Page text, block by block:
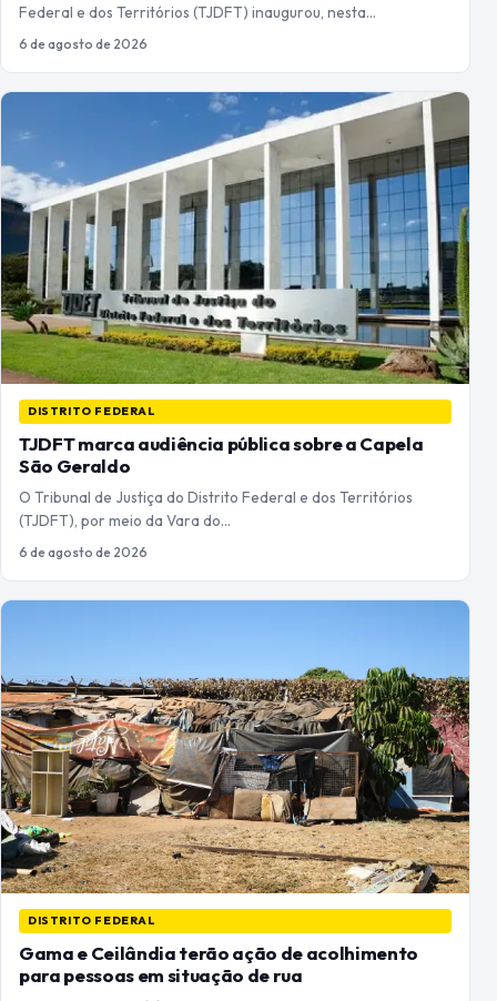
Federal e dos Territórios (TJDFT) inaugurou, nesta…
6 de agosto de 2026
DISTRITO FEDERAL
TJDFT marca audiência pública sobre a Capela
São Geraldo
O Tribunal de Justiça do Distrito Federal e dos Territórios
(TJDFT), por meio da Vara do…
6 de agosto de 2026
DISTRITO FEDERAL
Gama e Ceilândia terão ação de acolhimento
para pessoas em situação de rua